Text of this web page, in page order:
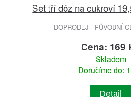
Set tří dóz na cukroví
DOPRODEJ - PŮVODNÍ
Cena: 169
Skladem
Doručíme do:
Detail